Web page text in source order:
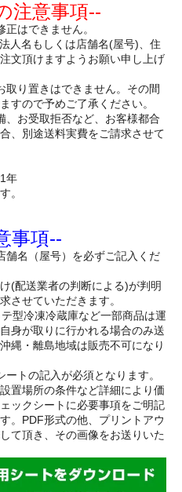
注意事項--
はできません。
人名もしくは店舗名(屋号)、住
文頂けますようお願い申し上げ
り置きはできません。その間
すので予めご了承ください。
、お受取拒否など、お客様都合
、別途送料実費をご請求させて
年
。
事項--
舗名（屋号）を必ずご記入くだ
(配送業者の判断による)が判明
させていただきます。
型冷凍冷蔵庫など一部商品は運
身が取りに行かれる場合のみ送
縄・離島地域は販売不可になり
トの記入が必須となります。
置場所の条件など詳細により価
ックシートに必要事項をご明記
。PDF形式の他、プリントアウ
て頂き、その画像をお送りいた